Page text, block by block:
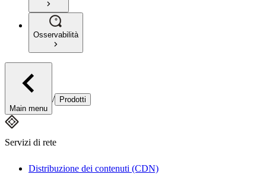
Osservabilità
Main menu
/ Prodotti
Servizi di rete
Distribuzione dei contenuti (CDN)